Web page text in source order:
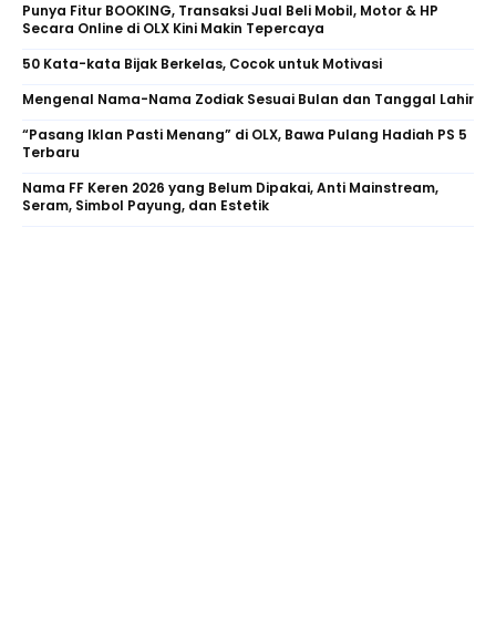
Punya Fitur BOOKING, Transaksi Jual Beli Mobil, Motor & HP
Secara Online di OLX Kini Makin Tepercaya
50 Kata-kata Bijak Berkelas, Cocok untuk Motivasi
Mengenal Nama-Nama Zodiak Sesuai Bulan dan Tanggal Lahir
“Pasang Iklan Pasti Menang” di OLX, Bawa Pulang Hadiah PS 5
Terbaru
Nama FF Keren 2026 yang Belum Dipakai, Anti Mainstream,
Seram, Simbol Payung, dan Estetik